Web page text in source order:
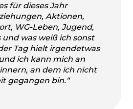
für dieses Jahr
Aktionen,
WG-Leben, Jugend,
was weiß ich sonst
Tag hielt irgendetwas
ich kann mich an
an dem ich nicht
gegangen bin.“